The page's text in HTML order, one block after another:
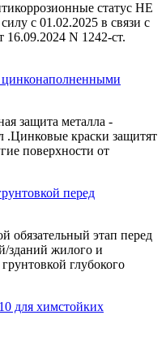
статус НЕ
с 01.02.2025 в связи с
16.09.2024 N 1242-ст.
цинконаполненными
защита металла -
краски защитят
поверхности от
перед
обязательный этап перед
зданий жилого и
глубокого
для химстойких